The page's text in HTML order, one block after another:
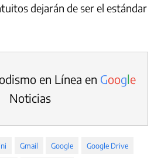
dejarán de ser el estándar
en Línea en Google
Noticias
Gmail Google Google Drive